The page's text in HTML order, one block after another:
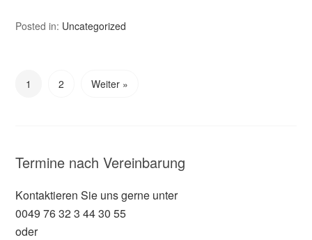
Posted in: Uncategorized
1 2 Weiter »
Termine nach Vereinbarung
Kontaktieren Sie uns gerne unter
0049 76 32 3 44 30 55
oder